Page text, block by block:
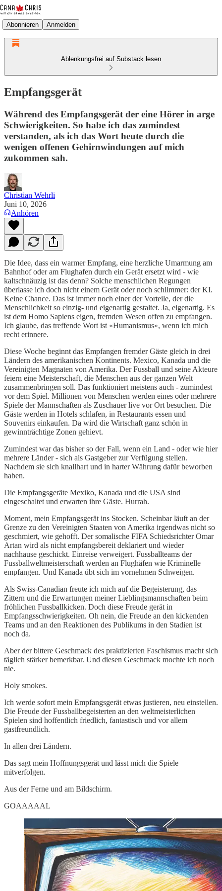
Abonnieren Anmelden
Ablenkungsfrei auf Substack lesen
Empfangsgerät
Während des Empfangsgerät der eine Hörer in arge
Schwierigkeiten. So habe ich das zumindest
verstanden, als ich das Wort heute durch die
wenigen offenen Gehirnwindungen auf mich
zukommen sah.
Christian Wehrli
Juni 10, 2026
Anhören
Die Idee, dass ein warmer Empfang, eine herzliche Umarmung am
Bahnhof oder am Flughafen durch ein Gerät ersetzt wird - wie
kaltschnäuzig ist das denn? Solche menschlichen Regungen
überlasse ich doch nicht einem Gerät oder noch schlimmer: der KI.
Keine Chance. Das ist immer noch einer der Vorteile, der die
Menschlichkeit so einzig- und eigenartig gestaltet. Ja, eigenartig. Es
ist dem Homo Sapiens eigen, fremden Wesen offen zu empfangen.
Ich glaube, das treffende Wort ist «Humanismus», wenn ich mich
recht erinnere.
Diese Woche beginnt das Empfangen fremder Gäste gleich in drei
Ländern des amerikanischen Kontinents. Mexico, Kanada und die
Vereinigten Magnaten von Amerika. Der Fussball und seine Akteure
feiern eine Meisterschaft, die Menschen aus der ganzen Welt
zusammenbringen soll. Das funktioniert meistens auch - zumindest
vor dem Spiel. Millionen von Menschen werden eines oder mehrere
Spiele der Mannschaften als Zuschauer live vor Ort besuchen. Die
Gäste werden in Hotels schlafen, in Restaurants essen und
Souvenirs einkaufen. Da wird die Wirtschaft ganz schön in
gewinnträchtige Zonen gehievt.
Zumindest war das bisher so der Fall, wenn ein Land - oder wie hier
mehrere Länder - sich als Gastgeber zur Verfügung stellen.
Nachdem sie sich knallhart und in harter Währung dafür beworben
haben.
Die Empfangsgeräte Mexiko, Kanada und die USA sind
eingeschaltet und erwarten ihre Gäste. Hurrah.
Moment, mein Empfangsgerät ins Stocken. Scheinbar läuft an der
Grenze zu den Vereinigten Staaten von Amerika irgendwas nicht so
geschmiert, wie gehofft. Der somalische FIFA Schiedsrichter Omar
Artan wird als nicht empfangsbereit deklariert und wieder
nachhause geschickt. Einreise verweigert. Fussballteams der
Fussballweltmeisterschaft werden an Flughäfen wie Kriminelle
empfangen. Und Kanada übt sich im vornehmen Schweigen.
Als Swiss-Canadian freute ich mich auf die Begeisterung, das
Zittern und die Erwartungen meiner Lieblingsmannschaften beim
fröhlichen Fussballkicken. Doch diese Freude gerät in
Empfangsschwierigkeiten. Oh nein, die Freude an den kickenden
Teams und an den Reaktionen des Publikums in den Stadien ist
noch da.
Aber der bittere Geschmack des praktizierten Faschismus macht sich
täglich stärker bemerkbar. Und diesen Geschmack mochte ich noch
nie.
Holy smokes.
Ich werde sofort mein Empfangsgerät etwas justieren, neu einstellen.
Die Freude der Fussballbegeisterten an den weltmeisterlichen
Spielen sind hoffentlich friedlich, fantastisch und vor allem
gastfreundlich.
In allen drei Ländern.
Das sagt mein Hoffnungsgerät und lässt mich die Spiele
mitverfolgen.
Aus der Ferne und am Bildschirm.
GOAAAAAL